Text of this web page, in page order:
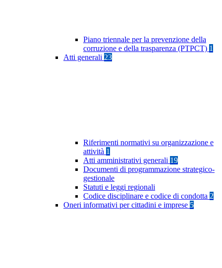
Piano triennale per la prevenzione della
corruzione e della trasparenza (PTPCT) 1
Atti generali 23
Riferimenti normativi su organizzazione e
attività 1
Atti amministrativi generali 19
Documenti di programmazione strategico-
gestionale
Statuti e leggi regionali
Codice disciplinare e codice di condotta 2
Oneri informativi per cittadini e imprese 5